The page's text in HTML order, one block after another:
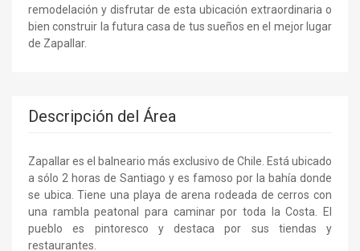
remodelación y disfrutar de esta ubicación extraordinaria o
bien construir la futura casa de tus sueños en el mejor lugar
de Zapallar.
Descripción del Área
Zapallar es el balneario más exclusivo de Chile. Está ubicado
a sólo 2 horas de Santiago y es famoso por la bahía donde
se ubica. Tiene una playa de arena rodeada de cerros con
una rambla peatonal para caminar por toda la Costa. El
pueblo es pintoresco y destaca por sus tiendas y
restaurantes.